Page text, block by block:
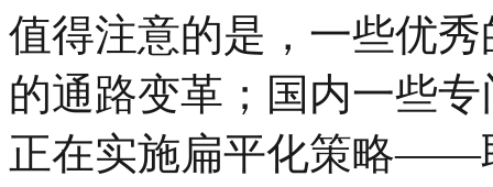
值得注意的是，一些优
的通路变革；国内一些
正在实施扁平化策略——